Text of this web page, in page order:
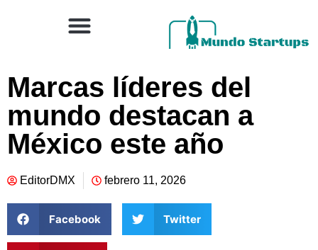
Marcas líderes del
mundo destacan a
México este año
EditorDMX febrero 11, 2026
Facebook Twitter